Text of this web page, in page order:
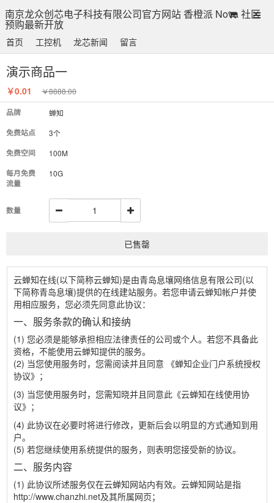
南京龙众创芯电子科技有限公司官方网站 香橙派 Nova 社区
预购最新开放
首页 工控机 龙芯新闻 留言
演示商品一
￥0.01 ￥8888.00
品牌
蝉知
免费站点
3个
免费空间
100M
每月免费
流量
10G
数量
已售罄
云蝉知在线(以下简称云蝉知)是由青岛息壤网络信息有限公司(以
下简称青岛息壤)提供的在线建站服务。若您申请云蝉知帐户并使
用相应服务，您必须先同意此协议：
一、服务条款的确认和接纳
(1) 您必须是能够承担相应法律责任的公司或个人。若您不具备此
资格，不能使用云蝉知提供的服务。
(2) 当您使用服务时，您需阅读并且同意 《蝉知企业门户系统授权
协议》 ；
(3) 当您使用服务时，您需知晓并且同意此《云蝉知在线使用协
议》；
(4) 此协议在必要时将进行修改，更新后会以明显的方式通知到用
户。
(5) 若您继续使用系统提供的服务，则表明您接受新的协议。
二、服务内容
(1) 此协议所述服务仅在云蝉知网站内有效。云蝉知网站是指
http://www.chanzhi.net及其所属网页；